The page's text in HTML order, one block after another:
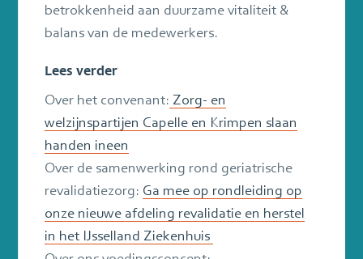
betrokkenheid aan duurzame vitaliteit &
balans van de medewerkers.
Lees verder
Over het convenant: Zorg- en
welzijnspartijen Capelle en Krimpen slaan
handen ineen
Over de samenwerking rond geriatrische
revalidatiezorg: Ga mee op rondleiding op
onze nieuwe afdeling revalidatie en herstel
in het IJsselland Ziekenhuis